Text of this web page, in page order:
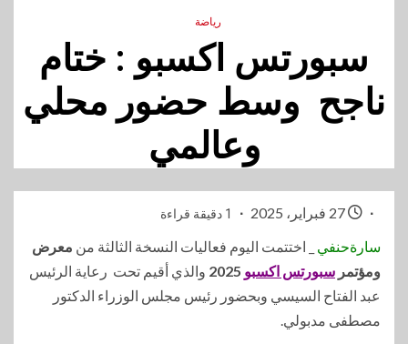
رياضة
سبورتس اكسبو : ختام
ناجح وسط حضور محلي
وعالمي
1 دقيقة قراءة
سارةحنفي _ اختتمت اليوم فعاليات النسخة الثالثة من معرض
ومؤتمر سبورتس اكسبو
والذي أقيم تحت رعاية الرئيس
عبد الفتاح السيسي وبحضور رئيس مجلس الوزراء الدكتور
مصطفى مدبولي.